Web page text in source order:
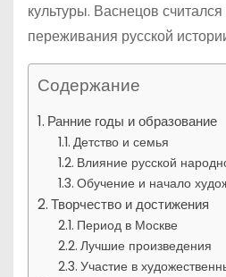
культуры. Васнецов
переживания русской
Содержание
Ранние годы и образование
Детство и семья
Влияние русской
Обучение и начало
Творчество и достижения
Период в Москве
Лучшие произведения
Участие в